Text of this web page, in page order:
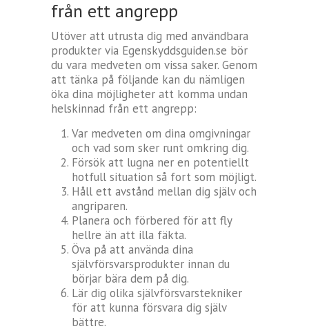
från ett angrepp
Utöver att utrusta dig med användbara
produkter via Egenskyddsguiden.se bör
du vara medveten om vissa saker. Genom
att tänka på följande kan du nämligen
öka dina möjligheter att komma undan
helskinnad från ett angrepp:
Var medveten om dina omgivningar
och vad som sker runt omkring dig.
Försök att lugna ner en potentiellt
hotfull situation så fort som möjligt.
Håll ett avstånd mellan dig själv och
angriparen.
Planera och förbered för att fly
hellre än att illa fäkta.
Öva på att använda dina
självförsvarsprodukter innan du
börjar bära dem på dig.
Lär dig olika självförsvarstekniker
för att kunna försvara dig själv
bättre.